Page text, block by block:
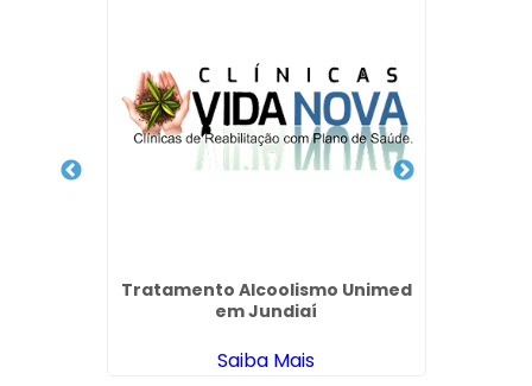
Tratamento Alcoolismo Unimed
em Jundiaí
Saiba Mais